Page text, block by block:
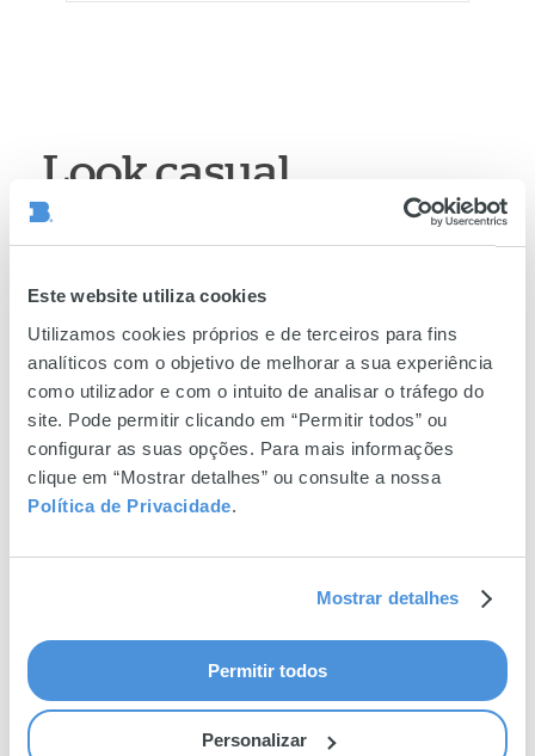
Este website utiliza cookies
Utilizamos cookies próprios e de terceiros para fins
analíticos com o objetivo de melhorar a sua experiência
como utilizador e com o intuito de analisar o tráfego do
site. Pode permitir clicando em “Permitir todos” ou
configurar as suas opções. Para mais informações
clique em “Mostrar detalhes” ou consulte a nossa
Política de Privacidade.
Mostrar detalhes
Permitir todos
Personalizar
Look casual
Se procura opções
e que pode
usar no dia a dia, sugerimos estevestido de malhada
Mango , que combina muito bem com esta parka